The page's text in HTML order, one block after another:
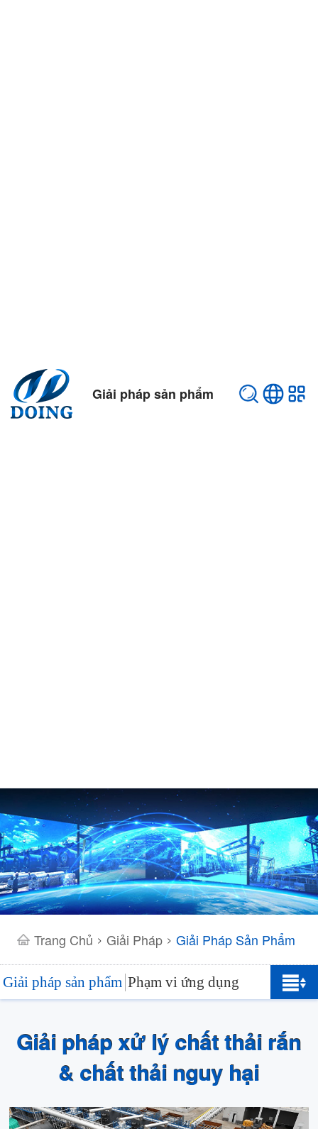
Giải pháp sản phẩm
Trang Chủ > Giải Pháp> Giải Pháp Sản Phẩm
Giải pháp sản phẩm Phạm vi ứng dụng
Giải pháp xử lý chất thải rắn
& chất thải nguy hại